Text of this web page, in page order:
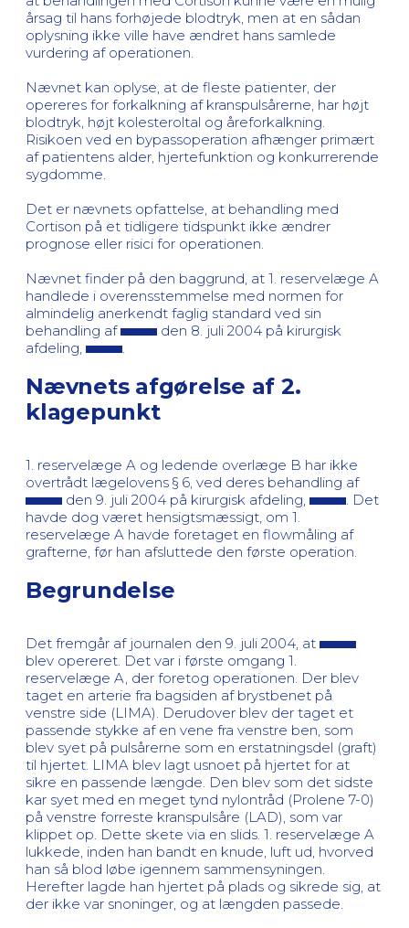
årsag til hans forhøjede blodtryk, men at en sådan
oplysning ikke ville have ændret hans samlede
vurdering af operationen.
Nævnet kan oplyse, at de fleste patienter, der
opereres for forkalkning af kranspulsårerne, har højt
blodtryk, højt kolesteroltal og åreforkalkning.
Risikoen ved en bypassoperation afhænger primært
af patientens alder, hjertefunktion og konkurrerende
sygdomme.
Det er nævnets opfattelse, at behandling med
Cortison på et tidligere tidspunkt ikke ændrer
prognose eller risici for operationen.
Nævnet finder på den baggrund, at 1. reservelæge A
handlede i overensstemmelse med normen for
almindelig anerkendt faglig standard ved sin
behandling af
den 8. juli 2004 på kirurgisk
afdeling,
Nævnets afgørelse af 2.
klagepunkt
1. reservelæge A og ledende overlæge B har ikke
overtrådt lægelovens § 6, ved deres behandling af
den 9. juli 2004 på kirurgisk afdeling,
. Det
havde dog været hensigtsmæssigt, om 1.
reservelæge A havde foretaget en flowmåling af
grafterne, før han afsluttede den første operation.
Begrundelse
Det fremgår af journalen den 9. juli 2004, at
blev opereret. Det var i første omgang 1.
reservelæge A, der foretog operationen. Der blev
taget en arterie fra bagsiden af brystbenet på
venstre side (LIMA). Derudover blev der taget et
passende stykke af en vene fra venstre ben, som
blev syet på pulsårerne som en erstatningsdel (graft)
til hjertet. LIMA blev lagt usnoet på hjertet for at
sikre en passende længde. Den blev som det sidste
kar syet med en meget tynd nylontråd (Prolene 7-0)
på venstre forreste kranspulsåre (LAD), som var
klippet op. Dette skete via en slids. 1. reservelæge A
lukkede, inden han bandt en knude, luft ud, hvorved
han så blod løbe igennem sammensyningen.
Herefter lagde han hjertet på plads og sikrede sig, at
der ikke var snoninger, og at længden passede.